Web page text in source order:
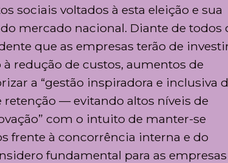
sociais voltados à esta eleição e sua
mercado nacional. Diante de todos
que as empresas terão de
redução de custos, aumentos de
a “gestão inspiradora e inclusiva
— evitando altos níveis de
com o intuito de manter-se
frente à concorrência interna e do
fundamental para as empresas